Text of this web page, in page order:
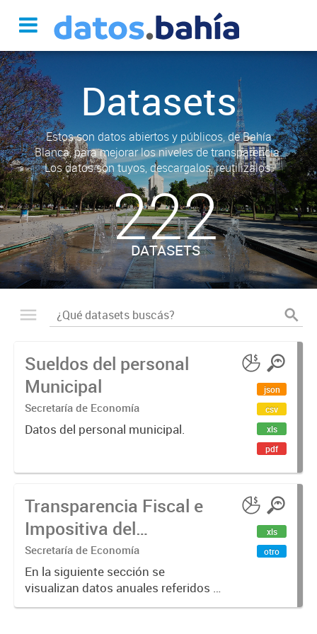
Datasets
Estos son datos abiertos y públicos, de Bahía
Blanca, para mejorar los niveles de transparencia.
Los datos son tuyos, descargalos, reutilizalos.
222
DATASETS
Sueldos del personal
Municipal
Secretaría de Economía
Datos del personal municipal.
json
csv
xls
pdf
Transparencia Fiscal e
Impositiva del
Municipio. Año 2023
Secretaría de Economía
En la siguiente sección se
visualizan datos anuales referidos a
la transparencia fiscal e impositiva
xls
otro